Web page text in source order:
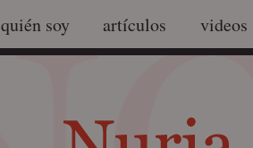
quién soy artículos videos